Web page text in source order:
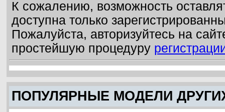
К сожалению, возможность
доступна только
Пожалуйста, авторизуйтесь на
простейшую процедуру
ПОПУЛЯРНЫЕ МОДЕЛИ